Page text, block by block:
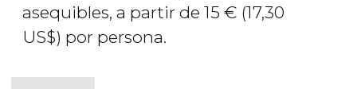
asequibles, a partir de 15 € (17,30
US$) por persona.